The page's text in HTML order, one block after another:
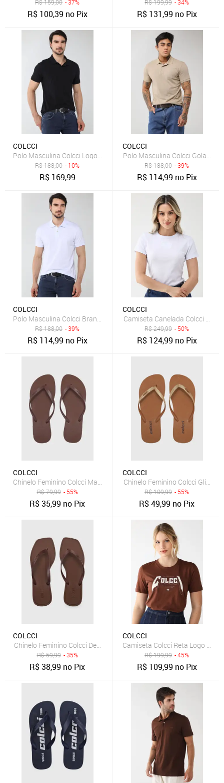
R$159,00 - 37%
R$ 100,39 no Pix
R$199,99 - 34%
R$ 131,99 no Pix
COLCCI
Polo Masculina Colcci Logo Bordado Preta
R$188,00 - 10%
R$ 169,99
COLCCI
Polo Masculina Colcci Gola Polo
R$188,00 - 39%
R$ 114,99 no Pix
COLCCI
Polo Masculina Colcci Branca
R$188,00 - 39%
R$ 114,99 no Pix
COLCCI
Camiseta Canelada Colcci Slim
R$249,99 - 50%
R$ 124,99 no Pix
COLCCI
Chinelo Feminino Colcci Marrom
R$79,99 - 55%
R$35,99 no Pix
COLCCI
Chinelo Feminino Colcci Glitter
R$109,99 - 55%
R$49,99 no Pix
COLCCI
Chinelo Feminino Colcci Dedo Quadrado Marrom
R$59,99 - 35%
R$38,99 no Pix
COLCCI
Camiseta Colcci Reta Logo
R$199,99 - 45%
R$ 109,99 no Pix